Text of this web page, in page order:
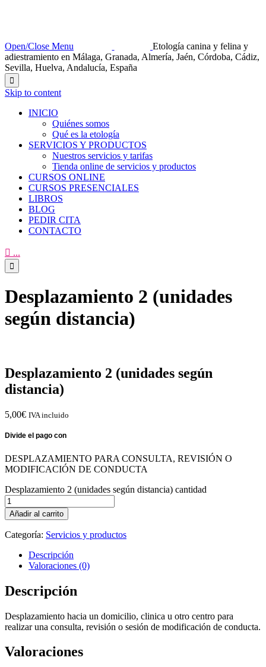
Open/Close Menu
Etología canina y felina y
adiestramiento en Málaga, Granada, Almería, Jaén, Córdoba, Cádiz,
Sevilla, Huelva, Andalucía, España

Skip to content
INICIO
Quiénes somos
Qué es la etología
SERVICIOS Y PRODUCTOS
Nuestros servicios y tarifas
Tienda online de servicios y productos
CURSOS ONLINE
CURSOS PRESENCIALES
LIBROS
BLOG
PEDIR CITA
CONTACTO
 ...

Desplazamiento 2 (unidades
según distancia)
Desplazamiento 2 (unidades según
distancia)
5,00€ IVA incluido
DESPLAZAMIENTO PARA CONSULTA, REVISIÓN O
MODIFICACIÓN DE CONDUCTA
Desplazamiento 2 (unidades según distancia) cantidad
Añadir al carrito
Categoría: Servicios y productos
Descripción
Valoraciones (0)
Descripción
Desplazamiento hacia un domicilio, clinica u otro centro para
realizar una consulta, revisión o sesión de modificación de conducta.
Valoraciones